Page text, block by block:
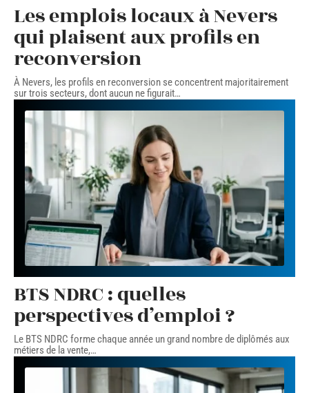
Les emplois locaux à Nevers
qui plaisent aux profils en
reconversion
À Nevers, les profils en reconversion se concentrent majoritairement
sur trois secteurs, dont aucun ne figurait…
BTS NDRC : quelles
perspectives d’emploi ?
Le BTS NDRC forme chaque année un grand nombre de diplômés aux
métiers de la vente,…